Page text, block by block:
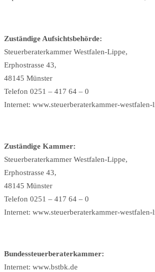
Zuständige Aufsichtsbehörde:
Steuerberaterkammer Westfalen-Lippe,
Erphostrasse 43,
48145 Münster
Telefon 0251 – 417 64 – 0
Internet: www.steuerberaterkammer-westfalen-
Zuständige Kammer:
Steuerberaterkammer Westfalen-Lippe,
Erphostrasse 43,
48145 Münster
Telefon 0251 – 417 64 – 0
Internet: www.steuerberaterkammer-westfalen-
Bundessteuerberaterkammer:
Internet: www.bstbk.de